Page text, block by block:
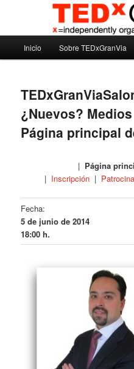
principalTEDxGranVia
Madrid – España – Spain
Inicio Sobre TEDxGranVia
¿Nuevos?
Página principal
| Página
| Inscripción|
Fecha:
5 de junio de 2014
18:00 h.